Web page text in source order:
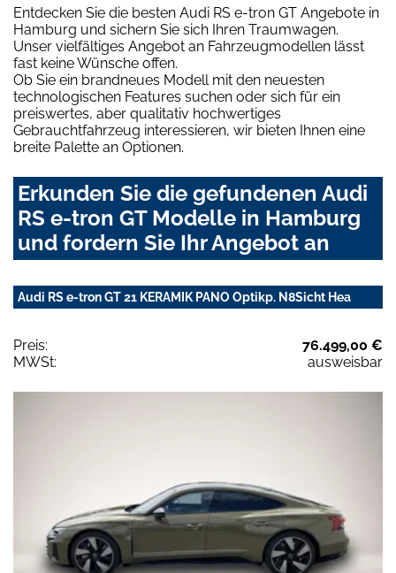
Entdecken Sie die besten Audi RS e-tron GT Angebote in
Hamburg und sichern Sie sich Ihren Traumwagen.
Unser vielfältiges Angebot an Fahrzeugmodellen lässt
fast keine Wünsche offen.
Ob Sie ein brandneues Modell mit den neuesten
technologischen Features suchen oder sich für ein
preiswertes, aber qualitativ hochwertiges
Gebrauchtfahrzeug interessieren, wir bieten Ihnen eine
breite Palette an Optionen.
Erkunden Sie die gefundenen Audi
RS e-tron GT Modelle in Hamburg
und fordern Sie Ihr Angebot an
Audi RS e-tron GT 21 KERAMIK PANO Optikp. N8Sicht Hea
Preis:
76.499,00 €
MWSt:
ausweisbar